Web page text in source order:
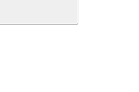
Buscar